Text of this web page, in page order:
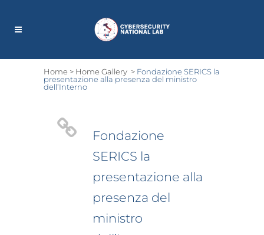
Home > Home Gallery > Fondazione SERICS la
presentazione alla presenza del ministro
dell’Interno
Fondazione
SERICS la
presentazione alla
presenza del
ministro